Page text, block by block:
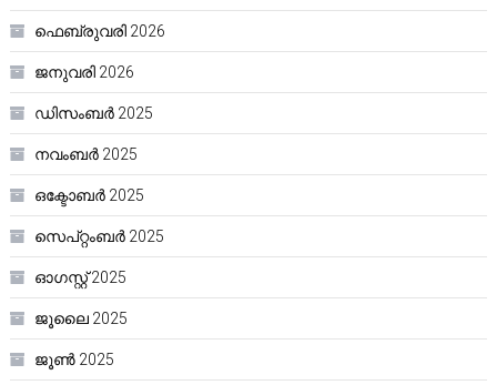
ഫെബ്രുവരി 2026
ജനുവരി 2026
ഡിസംബർ 2025
നവംബർ 2025
ഒക്ടോബർ 2025
സെപ്റ്റംബർ 2025
ഓഗസ്റ്റ്‌ 2025
ജൂലൈ 2025
ജൂൺ 2025